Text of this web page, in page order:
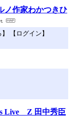
ノ作家わかつきひ
【ログイン】
Live Z 田中秀臣